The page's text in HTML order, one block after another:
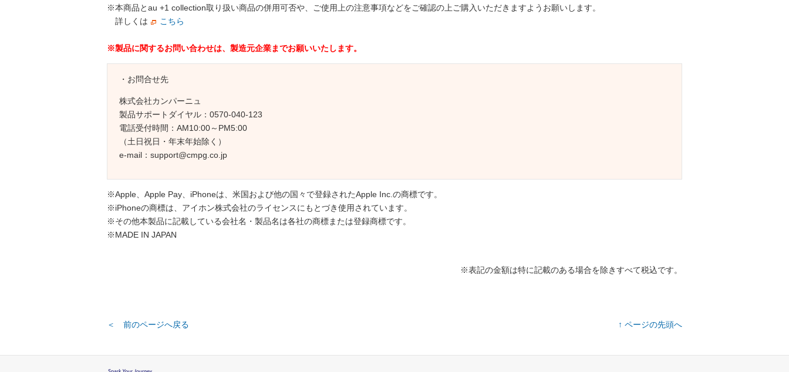
※本商品とau +1 collection取り扱い商品の併用可否や、ご使用上の注意事項などをご確認の上ご購入いただきますようお願いします。
詳しくは
こちら
※製品に関するお問い合わせは、製造元企業までお願いいたします。
・お問合せ先
株式会社カンパーニュ
製品サポートダイヤル：0570-040-123
電話受付時間：AM10:00～PM5:00
（土日祝日・年末年始除く）
e-mail：support@cmpg.co.jp
※Apple、Apple Pay、iPhoneは、米国および他の国々で登録されたApple Inc.の商標です。
※iPhoneの商標は、アイホン株式会社のライセンスにもとづき使用されています。
※その他本製品に記載している会社名・製品名は各社の商標または登録商標です。
※MADE IN JAPAN
※表記の金額は特に記載のある場合を除きすべて税込です。
＜ 前のページへ戻る ↑ ページの先頭へ